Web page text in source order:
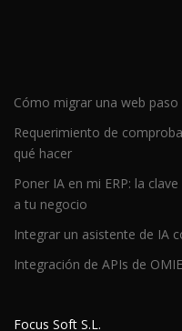
Cómo migrar una web paso
Requerimiento de
qué hacer
Poner IA en mi ERP: la
a tu negocio
Integrar un asistente de IA
Integración de APIs de
Focus Soft S.L.